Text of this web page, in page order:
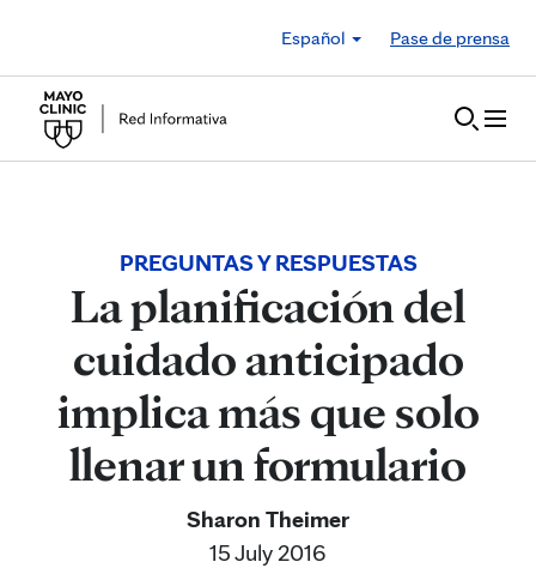
Español
Pase de prensa
PREGUNTAS Y RESPUESTAS
La planificación del
cuidado anticipado
implica más que solo
llenar un formulario
Sharon Theimer
15 July 2016